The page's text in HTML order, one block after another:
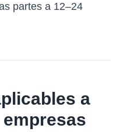
partes a 12–24
a